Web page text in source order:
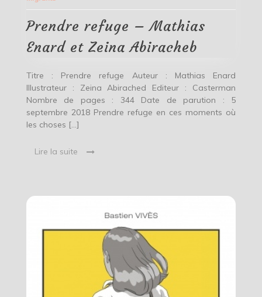
et
Zeina
Abiracheb
Prendre refuge – Mathias
Enard et Zeina Abiracheb
Titre : Prendre refuge Auteur : Mathias Enard
Illustrateur : Zeina Abirached Editeur : Casterman
Nombre de pages : 344 Date de parution : 5
septembre 2018 Prendre refuge en ces moments où
les choses […]
Lire la suite